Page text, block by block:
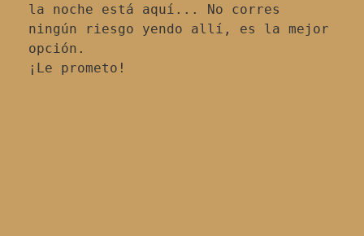
la noche está aquí... No corres
ningún riesgo yendo allí, es la mejor
opción.
¡Le prometo!